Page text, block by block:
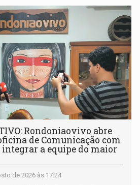
Rondoniaovivo abre
de Comunicação com
a equipe do maior
de 2026 às 17:24